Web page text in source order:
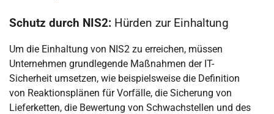
Schutz durch NIS2: Hürden zur Einhaltung
Um die Einhaltung von NIS2 zu erreichen, müssen
Unternehmen grundlegende Maßnahmen der IT-
Sicherheit umsetzen, wie beispielsweise die Definition
von Reaktionsplänen für Vorfälle, die Sicherung von
Lieferketten, die Bewertung von Schwachstellen und des